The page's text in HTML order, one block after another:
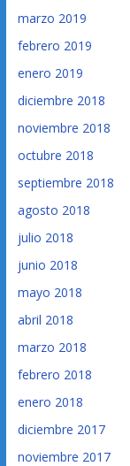
marzo 2019
febrero 2019
enero 2019
diciembre 2018
noviembre 2018
octubre 2018
septiembre 2018
agosto 2018
julio 2018
junio 2018
mayo 2018
abril 2018
marzo 2018
febrero 2018
enero 2018
diciembre 2017
noviembre 2017